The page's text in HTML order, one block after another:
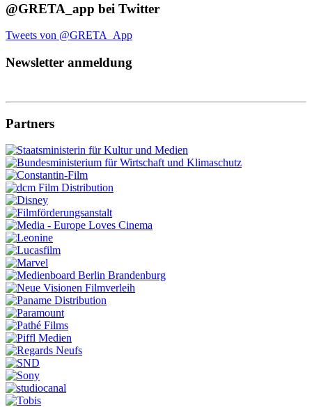
@GRETA_app bei Twitter
Tweets von @GRETA_App
Newsletter anmeldung
Partners